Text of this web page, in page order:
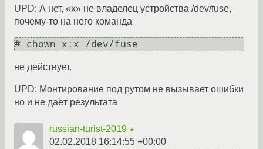
UPD: А нет, «х» не владелец устройства /dev/fuse,
почему-то на него команда
не действует.
UPD: Монтирование под рутом не вызывает ошибки
но и не даёт результата
russian-turist-2019 ★
02.02.2018 16:14:55 +00:00